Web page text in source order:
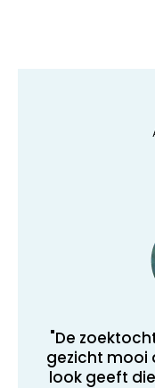
"De
gezicht mooi
look geeft